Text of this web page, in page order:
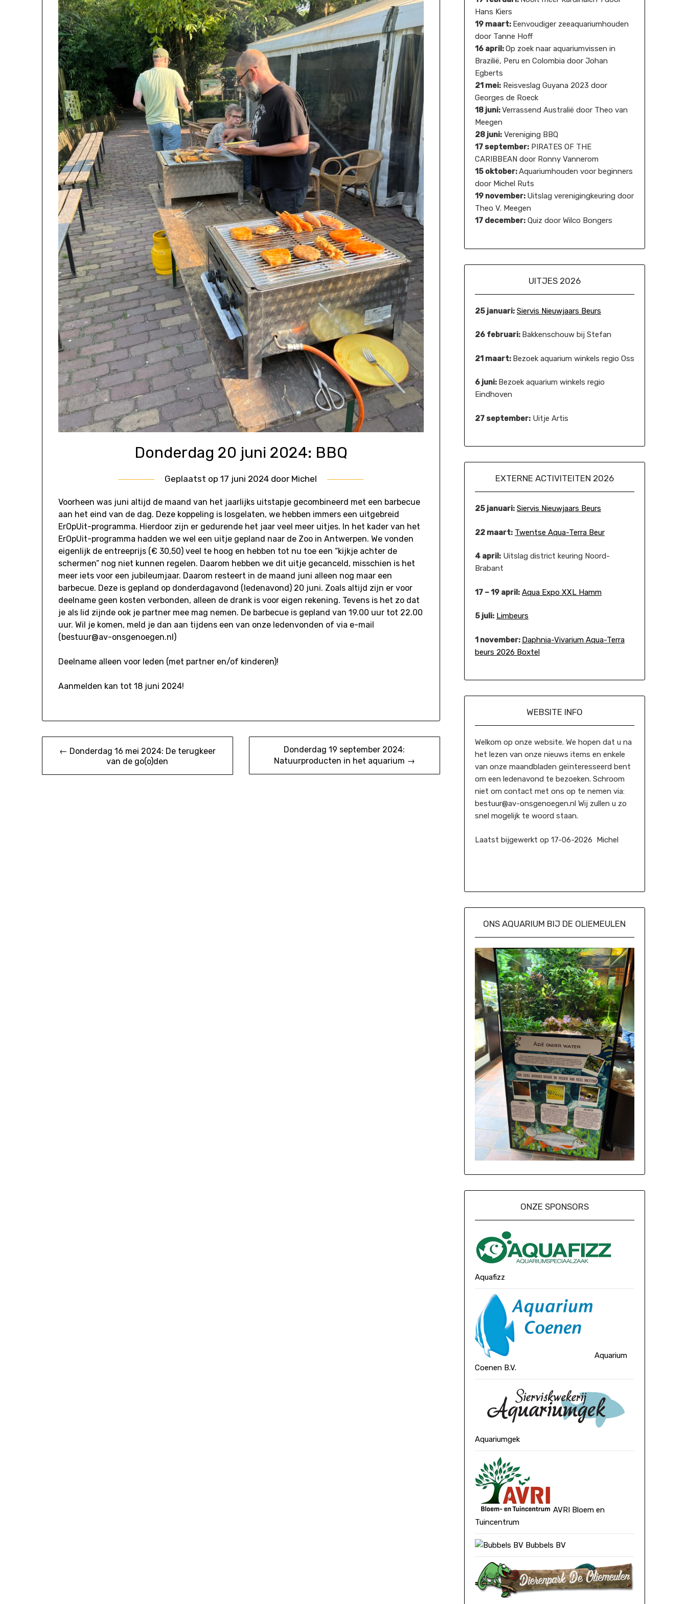
Donderdag 20 juni 2024: BBQ
Geplaatst op17 juni 2024 door Michel
Voorheen was juni altijd de maand van het jaarlijks uitstapje gecombineerd met een barbecue
aan het eind van de dag. Deze koppeling is losgelaten, we hebben immers een uitgebreid
ErOpUit-programma. Hierdoor zijn er gedurende het jaar veel meer uitjes. In het kader van het
ErOpUit-programma hadden we wel een uitje gepland naar de Zoo in Antwerpen. We vonden
eigenlijk de entreeprijs (€ 30,50) veel te hoog en hebben tot nu toe een “kijkje achter de
schermen” nog niet kunnen regelen. Daarom hebben we dit uitje gecanceld, misschien is het
meer iets voor een jubileumjaar. Daarom resteert in de maand juni alleen nog maar een
barbecue. Deze is gepland op donderdagavond (ledenavond) 20 juni. Zoals altijd zijn er voor
deelname geen kosten verbonden, alleen de drank is voor eigen rekening. Tevens is het zo dat
je als lid zijnde ook je partner mee mag nemen. De barbecue is gepland van 19.00 uur tot 22.00
uur. Wil je komen, meld je dan aan tijdens een van onze ledenvonden of via e-mail
(bestuur@av-onsgenoegen.nl)
Deelname alleen voor leden (met partner en/of kinderen)!
Aanmelden kan tot 18 juni 2024!
Bericht
← Donderdag 16 mei 2024: De terugkeer
van de go(o)den
Donderdag 19 september 2024:
Natuurproducten in het aquarium →
Hans Kiers
19 maart: Eenvoudiger zeeaquariumhouden
door Tanne Hoff
16 april:Op zoek naar aquariumvissen in
Brazilië, Peru en Colombia door Johan
Egberts
21 mei:Reisveslag Guyana 2023 door
Georges de Roeck
18 juni:Verrassend Australië door Theo van
Meegen
28 juni:Vereniging BBQ
17 september:PIRATES OF THE
CARIBBEAN door Ronny Vannerom
15 oktober:Aquariumhouden voor beginners
door Michel Ruts
19 november: Uitslag verenigingkeuring door
Theo V. Meegen
17 december:Quiz door Wilco Bongers
UITJES 2026
25 januari: Siervis Nieuwjaars Beurs
26 februari: Bakkenschouw bij Stefan
21 maart: Bezoek aquarium winkels regio Oss
6 juni: Bezoek aquarium winkels regio
Eindhoven
27 september:Uitje Artis
EXTERNE ACTIVITEITEN 2026
25 januari: Siervis Nieuwjaars Beurs
22 maart: Twentse Aqua-Terra Beur
4 april:Uitslag district keuring Noord-
Brabant
17 – 19 april: Aqua Expo XXL Hamm
5 juli: Limbeurs
1 november: Daphnia-Vivarium Aqua-Terra
beurs 2026 Boxtel
WEBSITE INFO
Welkom op onze website. We hopen dat u na
het lezen van onze nieuws items en enkele
van onze maandbladen geïnteresseerd bent
om een ledenavond te bezoeken. Schroom
niet om contact met ons op te nemen via:
bestuur@av-onsgenoegen.nl Wij zullen u zo
snel mogelijk te woord staan.
Laatst bijgewerkt op 17-06-2026 Michel
ONS AQUARIUM BIJ DE OLIEMEULEN
ONZE SPONSORS
Aquafizz
Aquarium
Coenen B.V.
Aquariumgek
AVRI Bloem en
Tuincentrum
Bubbels BV